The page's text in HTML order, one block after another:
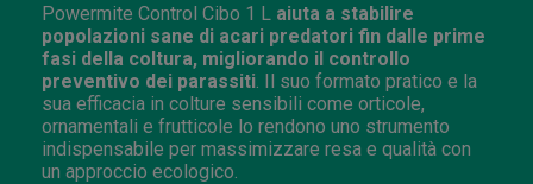
Powermite Control Cibo 1 L aiuta a stabilire
popolazioni sane di acari predatori fin dalle prime
fasi della coltura, migliorando il controllo
preventivo dei parassiti . Il suo formato pratico e la
sua efficacia in colture sensibili come orticole,
ornamentali e frutticole lo rendono uno strumento
indispensabile per massimizzare resa e qualità con
un approccio ecologico.